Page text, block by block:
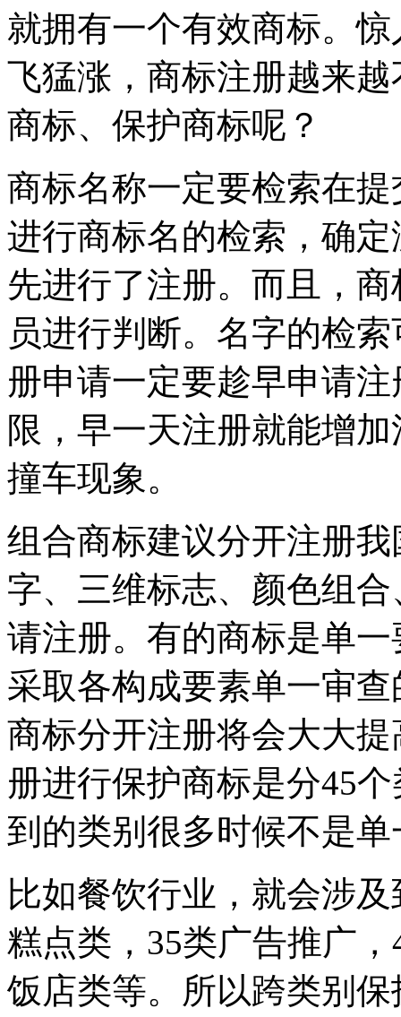
就拥有一个有效商标。
飞猛涨，商标注册越来
商标、保护商标呢？
商标名称一定要检索在
进行商标名的检索，确
先进行了注册。而且，
员进行判断。名字的检
册申请一定要趁早申请
限，早一天注册就能增
撞车现象。
组合商标建议分开注册
字、三维标志、颜色组
请注册。有的商标是单
采取各构成要素单一审
商标分开注册将会大大
册进行保护商标是分45
到的类别很多时候不是单
比如餐饮行业，就会涉
糕点类，35类广告推广
饭店类等。所以跨类别